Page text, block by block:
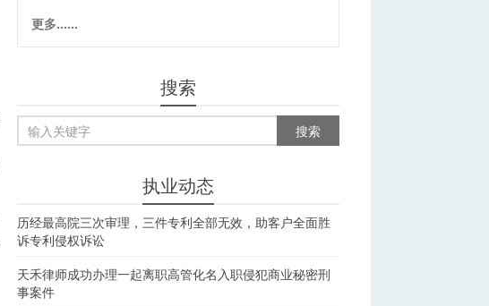
更多......
搜索
执业动态
历经最高院三次审理，三件专利全部无效，助客户全面胜
诉专利侵权诉讼
天禾律师成功办理一起离职高管化名入职侵犯商业秘密刑
事案件